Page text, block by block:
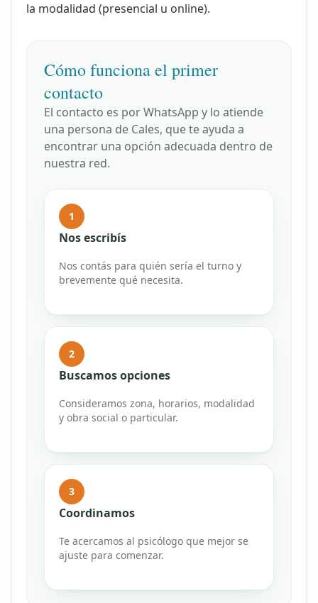
la modalidad (presencial u online).
Cómo funciona el primer
contacto
El contacto es por WhatsApp y lo atiende
una persona de Cales, que te ayuda a
encontrar una opción adecuada dentro de
nuestra red.
1
Nos escribís
Nos contás para quién sería el turno y
brevemente qué necesita.
2
Buscamos opciones
Consideramos zona, horarios, modalidad
y obra social o particular.
3
Coordinamos
Te acercamos al psicólogo que mejor se
ajuste para comenzar.